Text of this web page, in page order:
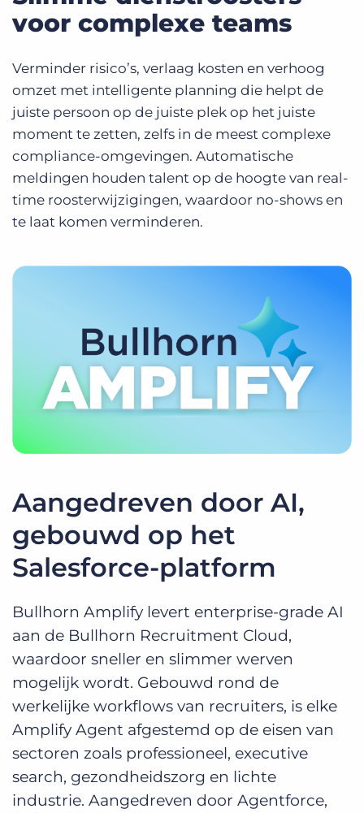
voor complexe teams
Verminder risico’s, verlaag kosten en verhoog
omzet met intelligente planning die helpt de
juiste persoon op de juiste plek op het juiste
moment te zetten, zelfs in de meest complexe
compliance-omgevingen. Automatische
meldingen houden talent op de hoogte van real-
time roosterwijzigingen, waardoor no-shows en
te laat komen verminderen.
Aangedreven door AI,
gebouwd op het
Salesforce-platform
Bullhorn Amplify levert enterprise-grade AI
aan de Bullhorn Recruitment Cloud,
waardoor sneller en slimmer werven
mogelijk wordt. Gebouwd rond de
werkelijke workflows van recruiters, is elke
Amplify Agent afgestemd op de eisen van
sectoren zoals professioneel, executive
search, gezondheidszorg en lichte
industrie. Aangedreven door Agentforce,